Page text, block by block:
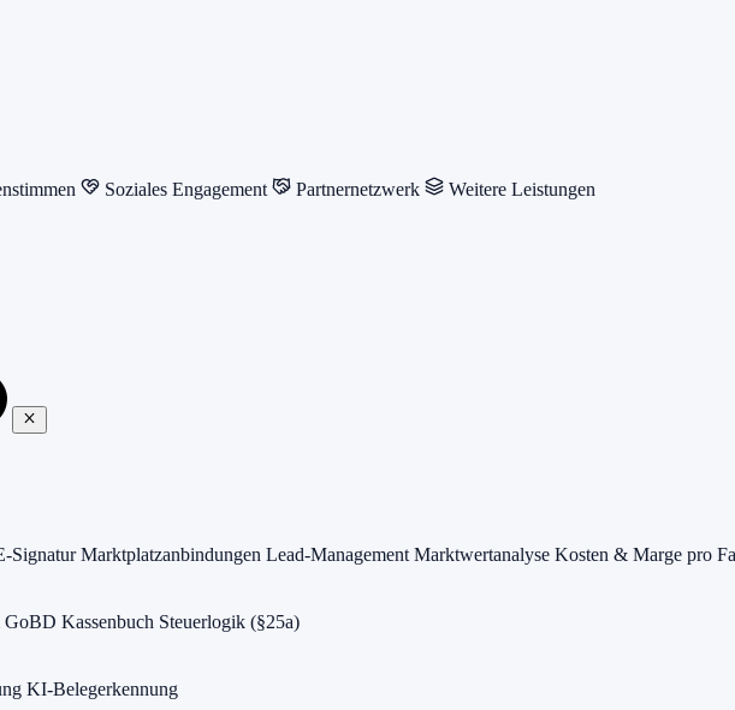
Soziales Engagement Partnernetzwerk
Weitere Leistungen
SignaturMarktplatzanbindungen Lead-Management Marktwertanalyse Kosten & Marge pro
Kassenbuch Steuerlogik (§25a)
KI-Belegerkennung